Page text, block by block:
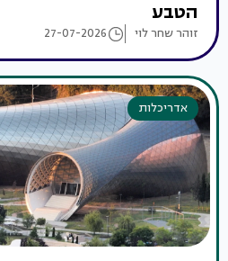
הטבע
זוהר שחר לוי 27-07-2026
אדריכלות